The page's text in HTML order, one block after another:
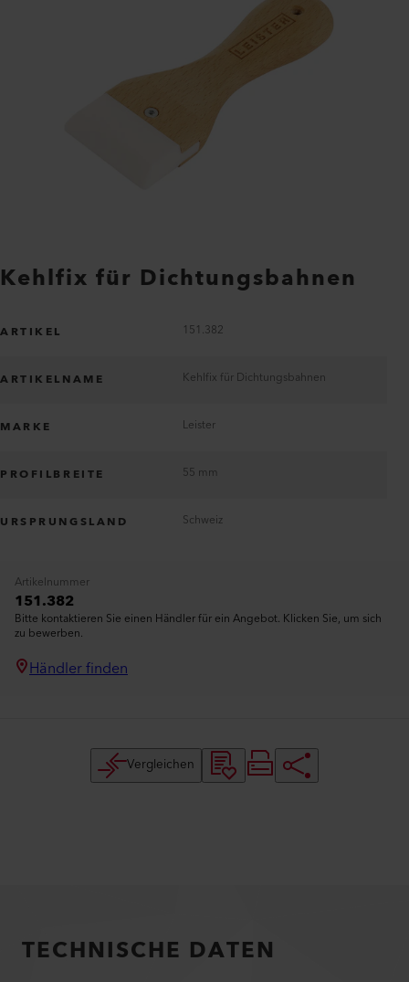
Kehlfix für Dichtungsbahnen
ARTIKEL 151.382
ARTIKELNAME Kehlfix für Dichtungsbahnen
MARKE Leister
PROFILBREITE 55 mm
URSPRUNGSLAND Schweiz
Artikelnummer
151.382
Bitte kontaktieren Sie einen Händler für ein Angebot. Klicken Sie, um sich
zu bewerben.
Händler finden
Vergleichen
TECHNISCHE DATEN